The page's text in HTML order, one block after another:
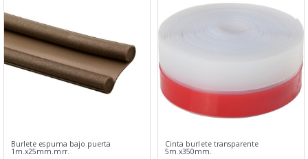
Burlete espuma bajo puerta
1m.x25mm.mrr.
Cinta burlete transparente
5m.x350mm.